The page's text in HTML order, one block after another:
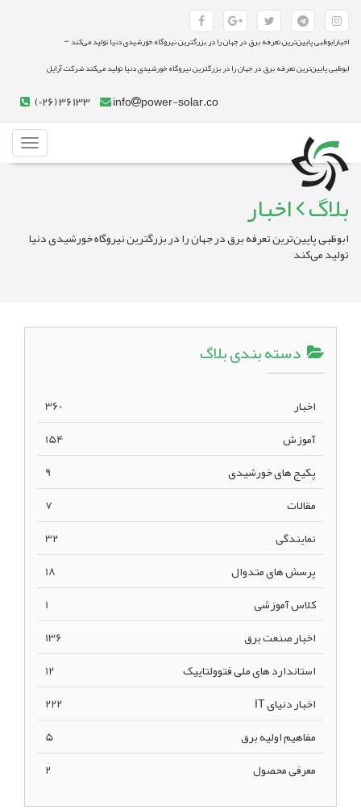
اخبارابوظبی پایین‌ترین تعرفه برق در جهان را در بزرگترین نیروگاه خورشیدی دنیا تولید می‌کند-
ابوظبی پایین‌ترین تعرفه برق در جهان را در بزرگترین نیروگاه خورشیدی دنیا تولید می‌کند شرکت آراپل
info power-solar.co
(026) 36133
بلاگ اخبار
ابوظبی پایین‌ترین تعرفه برق در جهان را در بزرگترین نیروگاه خورشیدی دنیا
تولید می‌کند
دسته بندی بلاگ
اخبار
360
آموزش
154
پکیج های خورشیدی
9
مقالات
7
نمایندگی
32
پرسش های متدوال
18
کلاس آموزشی
1
اخبار صنعت برق
136
استاندارد های ملی فتوولتاییک
12
اخبار دنیای IT
222
مفاهیم اولیه برق
5
معرفی محصول
2